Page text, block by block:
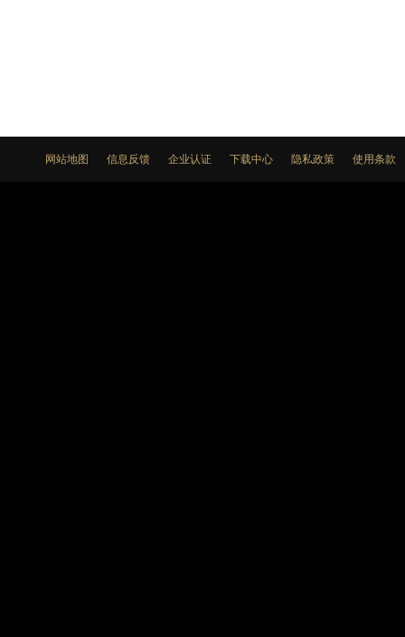
网站地图 信息反馈 企业认证 下载中心 隐私政策 使用条款